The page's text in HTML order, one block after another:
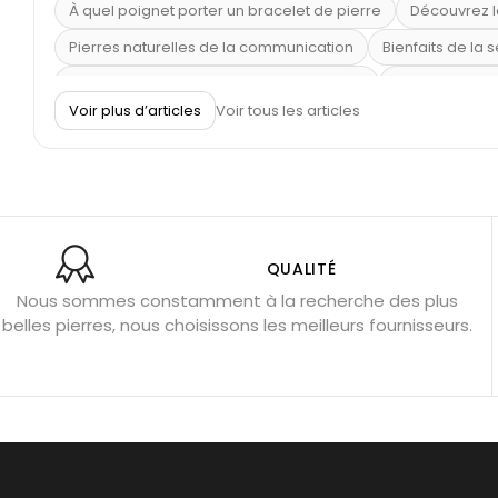
À quel poignet porter un bracelet de pierre
Découvrez
Pierres naturelles de la communication
Bienfaits de la
Pierre de lave : propriétés et bienfaits
Obsidienne noire : danger ?
Guide des pierres de
Pierres pour les examens
Pierres anti-déprime
Géode
Voir plus d’articles Voir tous les articles
QUALITÉ
Nous sommes constamment à la recherche des plus
belles pierres, nous choisissons les meilleurs fournisseurs.